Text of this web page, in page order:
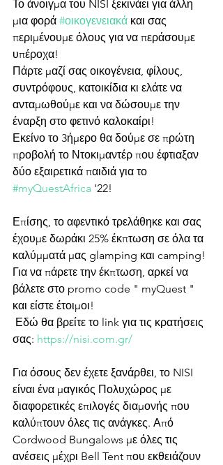
Το άνοιγμα του NISI ξεκινάει για άλλη
μια φορά #οικογενειακά και σας
περιμένουμε όλους για να περάσουμε
υπέροχα!
Πάρτε μαζί σας οικογένεια, φίλους,
συντρόφους, κατοικίδια κι ελάτε να
ανταμωθούμε και να δώσουμε την
έναρξη στο φετινό καλοκαίρι!
Εκείνο το 3ήμερο θα δούμε σε πρώτη
προβολή το Ντοκιμαντέρ που έφτιαξαν
δύο εξαιρετικά παιδιά για το
#myQuestAfrica '22!
Επίσης, το αφεντικό τρελάθηκε και σας
έχουμε δωράκι 25% έκπτωση σε όλα τα
καλύμματά μας glamping και camping!
Για να πάρετε την έκπτωση, αρκεί να
βάλετε στο promo code " myQuest "
και είστε έτοιμοι!
σας: https://nisi.com.gr/
Για όσους δεν έχετε ξανάρθει, το NISI
είναι ένα μαγικός Πολυχώρος με
διαφορετικές επιλογές διαμονής που
καλύπτουν όλες τις ανάγκες. Από
Cordwood Bungalows με όλες τις
ανέσεις μέχρι Bell Tent που εκθειάζουν